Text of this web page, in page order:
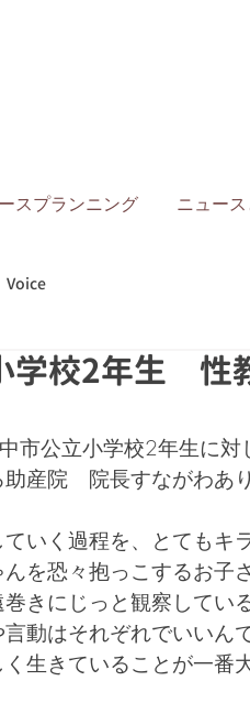
スプランニング ニュー
Voice
学校2年生 性
公立小学校2年生に対
産院　院長すながわあ
いく過程を、とてもキ
を恐々抱っこするお子
きにじっと観察してい
動はそれぞれでいいんで
生きていることが一番